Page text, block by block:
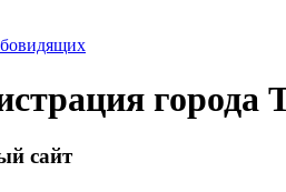
города
сайт